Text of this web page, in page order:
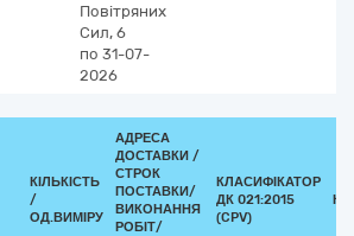
Повітряних
Сил, 6
по 31-07-
2026
КІЛЬКІСТЬ
/
ОД.ВИМІРУ
АДРЕСА
ДОСТАВКИ /
СТРОК
ПОСТАВКИ/
ВИКОНАННЯ
РОБІТ/
КЛАСИФІКАТОР
ДК 021:2015
(CPV)